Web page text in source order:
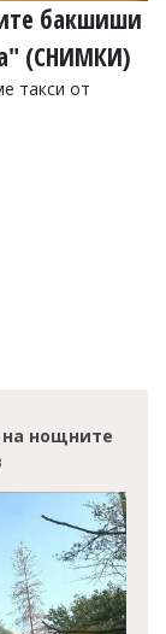
бакшиши
(СНИМКИ)
такси от
нощните